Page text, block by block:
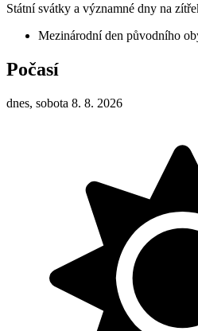
Státní svátky a významné dny na
Mezinárodní den původního
Počasí
dnes, sobota 8. 8. 2026